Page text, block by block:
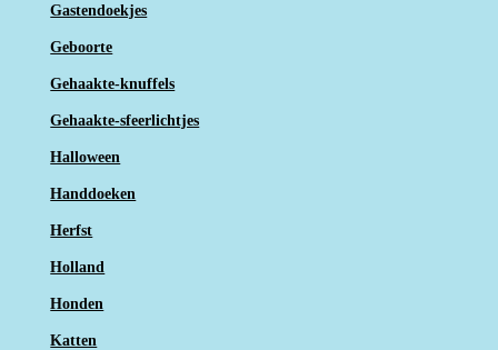
Gastendoekjes
Geboorte
Gehaakte-knuffels
Gehaakte-sfeerlichtjes
Halloween
Handdoeken
Herfst
Holland
Honden
Katten